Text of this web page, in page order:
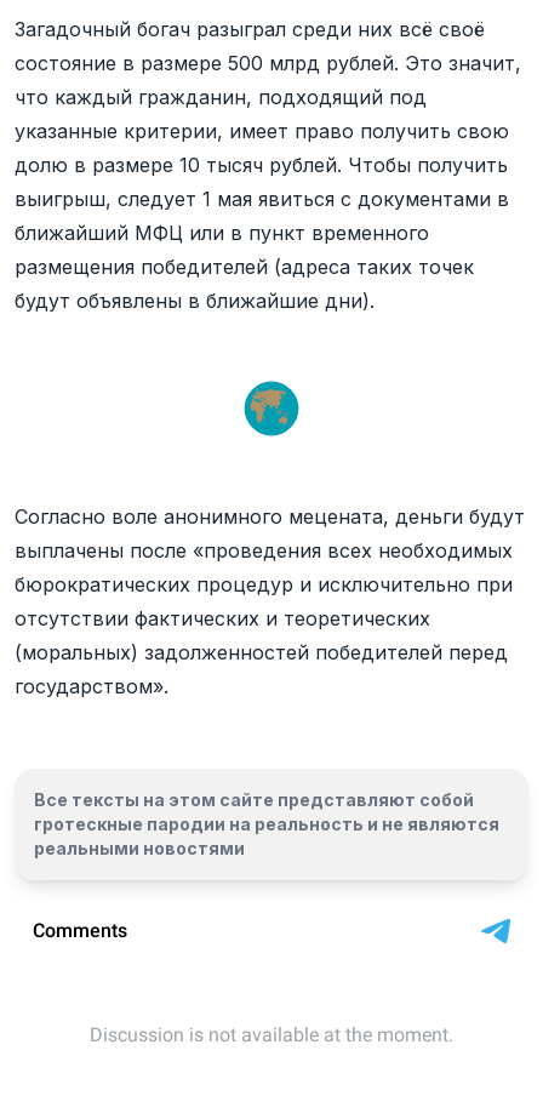
Загадочный богач разыграл среди них всё своё
состояние в размере 500 млрд рублей. Это значит,
что каждый гражданин, подходящий под
указанные критерии, имеет право получить свою
долю в размере 10 тысяч рублей. Чтобы получить
выигрыш, следует 1 мая явиться с документами в
ближайший МФЦ или в пункт временного
размещения победителей (адреса таких точек
будут объявлены в ближайшие дни).
Согласно воле анонимного мецената, деньги будут
выплачены после «проведения всех необходимых
бюрократических процедур и исключительно при
отсутствии фактических и теоретических
(моральных) задолженностей победителей перед
государством».
Все тексты на этом сайте представляют собой
гротескные пародии на реальность и не являются
реальными новостями